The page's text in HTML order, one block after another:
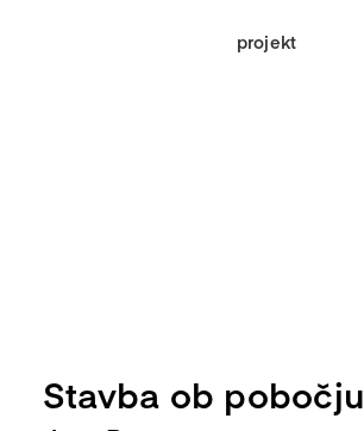
Stavba ob pobočju
projekt